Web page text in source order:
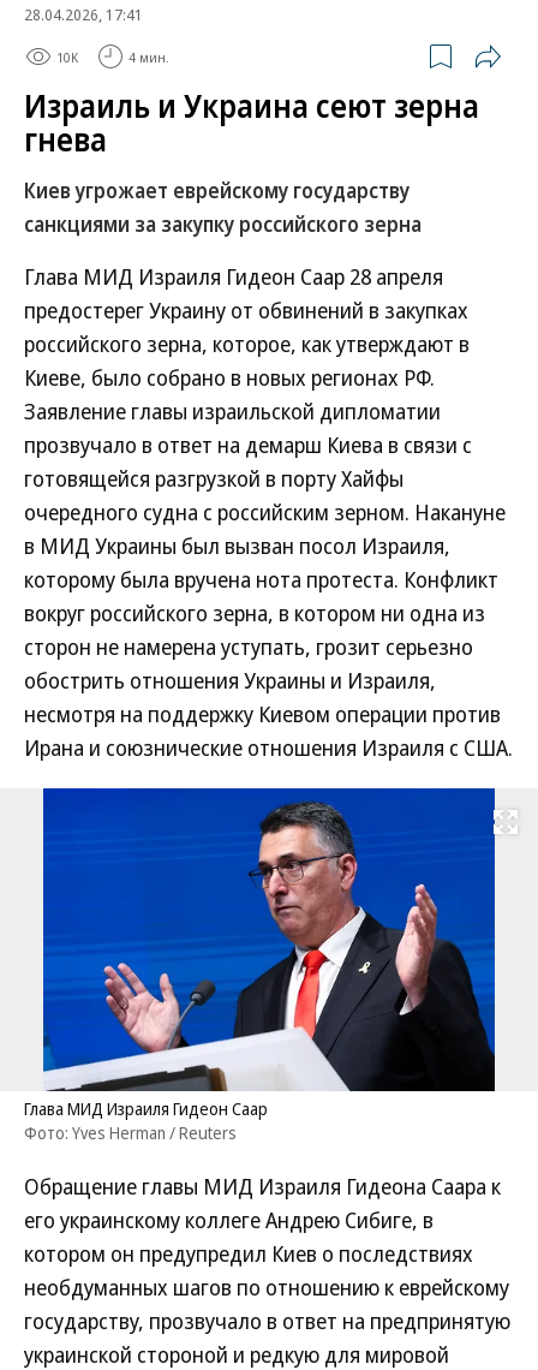
28.04.2026, 17:41
10K 4 мин.
Израиль и Украина сеют зерна
гнева
Киев угрожает еврейскому государству
санкциями за закупку российского зерна
Глава МИД Израиля Гидеон Саар 28 апреля
предостерег Украину от обвинений в закупках
российского зерна, которое, как утверждают в
Киеве, было собрано в новых регионах РФ.
Заявление главы израильской дипломатии
прозвучало в ответ на демарш Киева в связи с
готовящейся разгрузкой в порту Хайфы
очередного судна с российским зерном. Накануне
в МИД Украины был вызван посол Израиля,
которому была вручена нота протеста. Конфликт
вокруг российского зерна, в котором ни одна из
сторон не намерена уступать, грозит серьезно
обострить отношения Украины и Израиля,
несмотря на поддержку Киевом операции против
Ирана и союзнические отношения Израиля с США.
Развернуть
Глава МИД Израиля Гидеон Саар
Фото: Yves Herman / Reuters
Обращение главы МИД Израиля Гидеона Саара к
его украинскому коллеге Андрею Сибиге, в
котором он предупредил Киев о последствиях
необдуманных шагов по отношению к еврейскому
государству, прозвучало в ответ на предпринятую
украинской стороной и редкую для мировой